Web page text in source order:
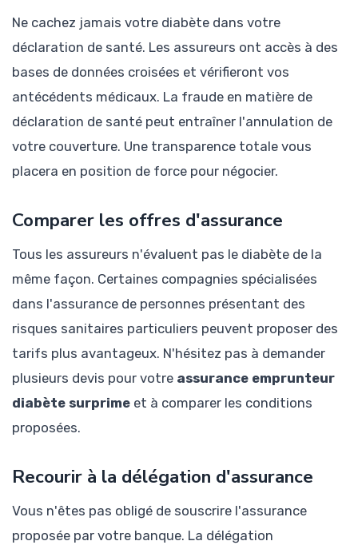
Ne cachez jamais votre diabète dans votre
déclaration de santé. Les assureurs ont accès à des
bases de données croisées et vérifieront vos
antécédents médicaux. La fraude en matière de
déclaration de santé peut entraîner l'annulation de
votre couverture. Une transparence totale vous
placera en position de force pour négocier.
Comparer les offres d'assurance
Tous les assureurs n'évaluent pas le diabète de la
même façon. Certaines compagnies spécialisées
dans l'assurance de personnes présentant des
risques sanitaires particuliers peuvent proposer des
tarifs plus avantageux. N'hésitez pas à demander
plusieurs devis pour votre assurance emprunteur
diabète surprime et à comparer les conditions
proposées.
Recourir à la délégation d'assurance
Vous n'êtes pas obligé de souscrire l'assurance
proposée par votre banque. La délégation